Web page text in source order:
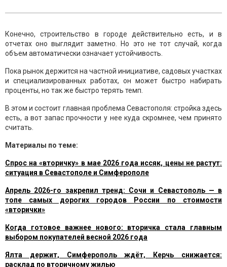
Конечно, строительство в городе действительно есть, и в
отчетах оно выглядит заметно. Но это не тот случай, когда
объем автоматически означает устойчивость.
Пока рынок держится на частной инициативе, садовых участках
и специализированных работах, он может быстро набирать
проценты, но так же быстро терять темп.
В этом и состоит главная проблема Севастополя: стройка здесь
есть, а вот запас прочности у нее куда скромнее, чем принято
считать.
Материалы по теме:
Cпрос на «вторичку» в мае 2026 года иссяк, цены не растут:
ситуация в Севастополе и Симферополе
Апрель 2026-го закрепил тренд: Сочи и Севастополь — в
топе самых дорогих городов России по стоимости
«вторички»
Когда готовое важнее нового: вторичка стала главным
выбором покупателей весной 2026 года
Ялта держит, Симферополь ждёт, Керчь снижается:
расклад по вторичному жилью